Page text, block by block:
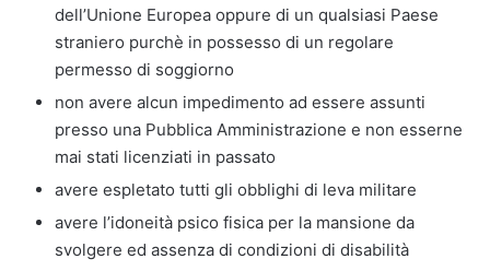
dell’Unione Europea oppure di un qualsiasi Paese
straniero purchè in possesso di un regolare
permesso di soggiorno
non avere alcun impedimento ad essere assunti
presso una Pubblica Amministrazione e non esserne
mai stati licenziati in passato
avere espletato tutti gli obblighi di leva militare
avere l’idoneità psico fisica per la mansione da
svolgere ed assenza di condizioni di disabilità